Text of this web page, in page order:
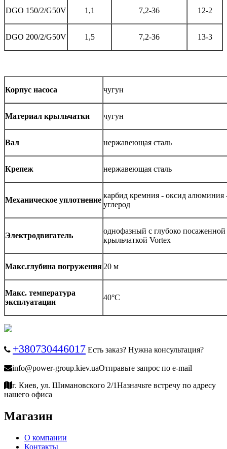
DGO 150/2/G50V 1,1 7,2-36 12-2
DGO 200/2/G50V 1,5 7,2-36 13-3
Корпус насоса чугун
Материал крыльчатки чугун
Вал нержавеющая сталь
Крепеж нержавеющая сталь
Механическое уплотнение
карбид кремния - оксид алюминия
углерод
Электродвигатель
однофазный с глубоко посаженной
крыльчаткой Vortex
Макс.глубина погружения 20 м
Макс. температура
эксплуатации
40°С
+380730446017 Есть заказ? Нужна консультация?
info@power-group.kiev.uaОтправьте запрос по e-mail
г. Киев, ул. Шимановского 2/1Назначьте встречу по адресу
нашего офиса
Магазин
О компании
Контакты